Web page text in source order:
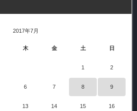
2017年7月
木 金 土 日
1 2
6 7 8 9
13 14 15 16